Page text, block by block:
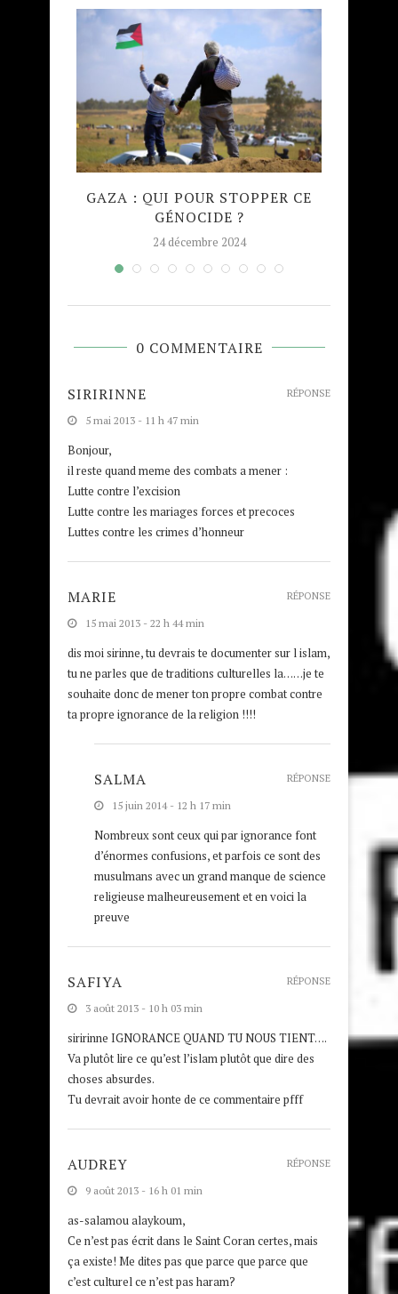
GAZA : QUI POUR STOPPER CE
GÉNOCIDE ?
24 décembre 2024
0 COMMENTAIRE
SIRIRINNE
5 mai 2013 - 11 h 47 min
Bonjour,
il reste quand meme des combats a mener :
Lutte contre l’excision
Lutte contre les mariages forces et precoces
Luttes contre les crimes d’honneur
RÉPONSE
MARIE
15 mai 2013 - 22 h 44 min
dis moi sirinne, tu devrais te documenter sur l islam,
tu ne parles que de traditions culturelles la……je te
souhaite donc de mener ton propre combat contre
ta propre ignorance de la religion !!!!
RÉPONSE
SALMA
15 juin 2014 - 12 h 17 min
Nombreux sont ceux qui par ignorance font
d’énormes confusions, et parfois ce sont des
musulmans avec un grand manque de science
religieuse malheureusement et en voici la
preuve
RÉPONSE
SAFIYA
3 août 2013 - 10 h 03 min
siririnne IGNORANCE QUAND TU NOUS TIENT….
Va plutôt lire ce qu’est l’islam plutôt que dire des
choses absurdes.
Tu devrait avoir honte de ce commentaire pfff
RÉPONSE
AUDREY
9 août 2013 - 16 h 01 min
as-salamou alaykoum,
Ce n’est pas écrit dans le Saint Coran certes, mais
ça existe! Me dites pas que parce que parce que
c’est culturel ce n’est pas haram?
RÉPONSE